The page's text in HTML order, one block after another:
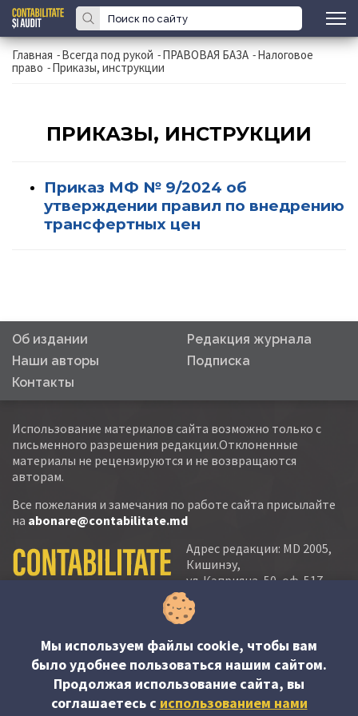
Главная -Всегда под рукой -ПРАВОВАЯ БАЗА -Налоговое
право -Приказы, инструкции
ПРИКАЗЫ, ИНСТРУКЦИИ
Приказ МФ № 9/2024 об
утверждении правил по внедрению
трансфертных цен
Об издании
Редакция журнала
Наши авторы
Подписка
Контакты
Использование материалов сайта возможно только с
письменного разрешения редакции.Отклоненные
материалы не рецензируются и не возвращаются
авторам.
Все пожелания и замечания по работе сайта присылайте
на abonare@contabilitate.md
Адрес редакции: MD 2005,
Кишинэу,
ул. Кэприяна, 50, оф. 517-
518
тел.:
тел./факс: (+373 22) 22 53 90
e-mail:
abonare@contabilitate.md
newsletter:
Мы используем файлы cookie, чтобы вам
было удобнее пользоваться нашим сайтом.
Продолжая использование сайта, вы
соглашаетесь c использованием нами